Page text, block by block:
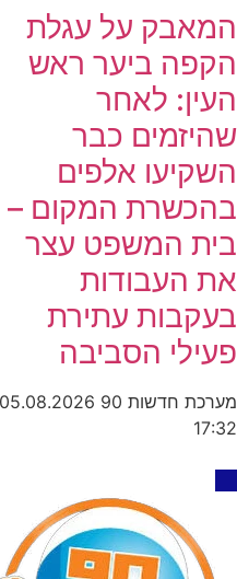
המאבק על עגלת
הקפה ביער ראש
העין: לאחר
שהיזמים כבר
השקיעו אלפים
בהכשרת המקום –
בית המשפט עצר
את העבודות
בעקבות עתירת
פעילי הסביבה
מערכת חדשות 90
05.08.2026
17:32